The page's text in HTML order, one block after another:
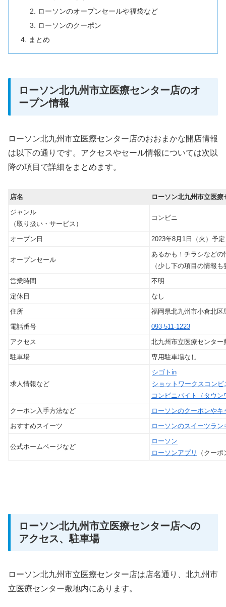
ローソンのオープンセールや福袋など
ローソンのクーポン
まとめ
ローソン北九州市立医療センター店のオ
ープン情報
ローソン北九州市立医療センター店のおおまかな開店情報
は以下の通りです。アクセスやセール情報については次以
降の項目で詳細をまとめます。
店名
ローソン北九州市立医療
ジャンル
（取り扱い・サービス）
コンビニ
オープン日 2023年8月1日（火）予定
オープンセール
あるかも！チラシなどの
（少し下の項目の情報
営業時間
不明
定休日
なし
住所
福岡県北九州市小倉北区
電話番号
093-511-1223
アクセス
北九州市立医療センター
駐車場
専用駐車場なし
求人情報など
シゴトin
ショットワークスコンビ
コンビニバイト（タウン
クーポン入手方法など
ローソンのクーポンや
おすすめスイーツ
ローソンのスイーツラン
公式ホームページなど
ローソン
ローソンアプリ
（クー
ローソン北九州市立医療センター店への
アクセス、駐車場
ローソン北九州市立医療センター店は店名通り、北九州市
立医療センター敷地内にあります。